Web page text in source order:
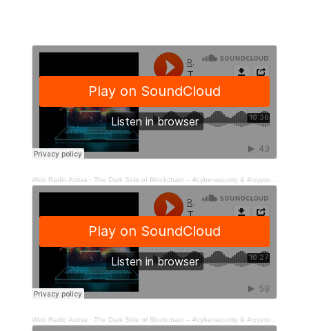
Web Radio Activa · The Dark Side of Blockchain – #cybersecurity & #cryptovalute -(p.1)
Web Radio Activa · The Dark Side of Blockchain – #cybersecurity & #cryptovalute -(p.2)